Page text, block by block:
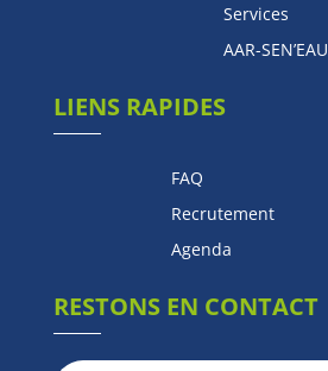
Services
AAR-SEN’EAU
LIENS RAPIDES
FAQ
Recrutement
Agenda
RESTONS EN CONTACT